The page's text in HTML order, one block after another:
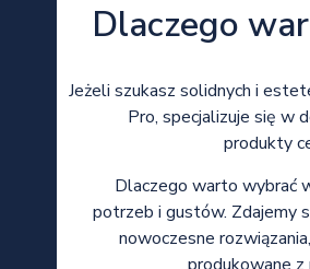
Dlaczego
Jeżeli szukasz solidnych i
Pro, specjalizuje się w
produkty
Dlaczego warto wybrać
potrzeb i gustów. Zdajemy
nowoczesne
produkowane z